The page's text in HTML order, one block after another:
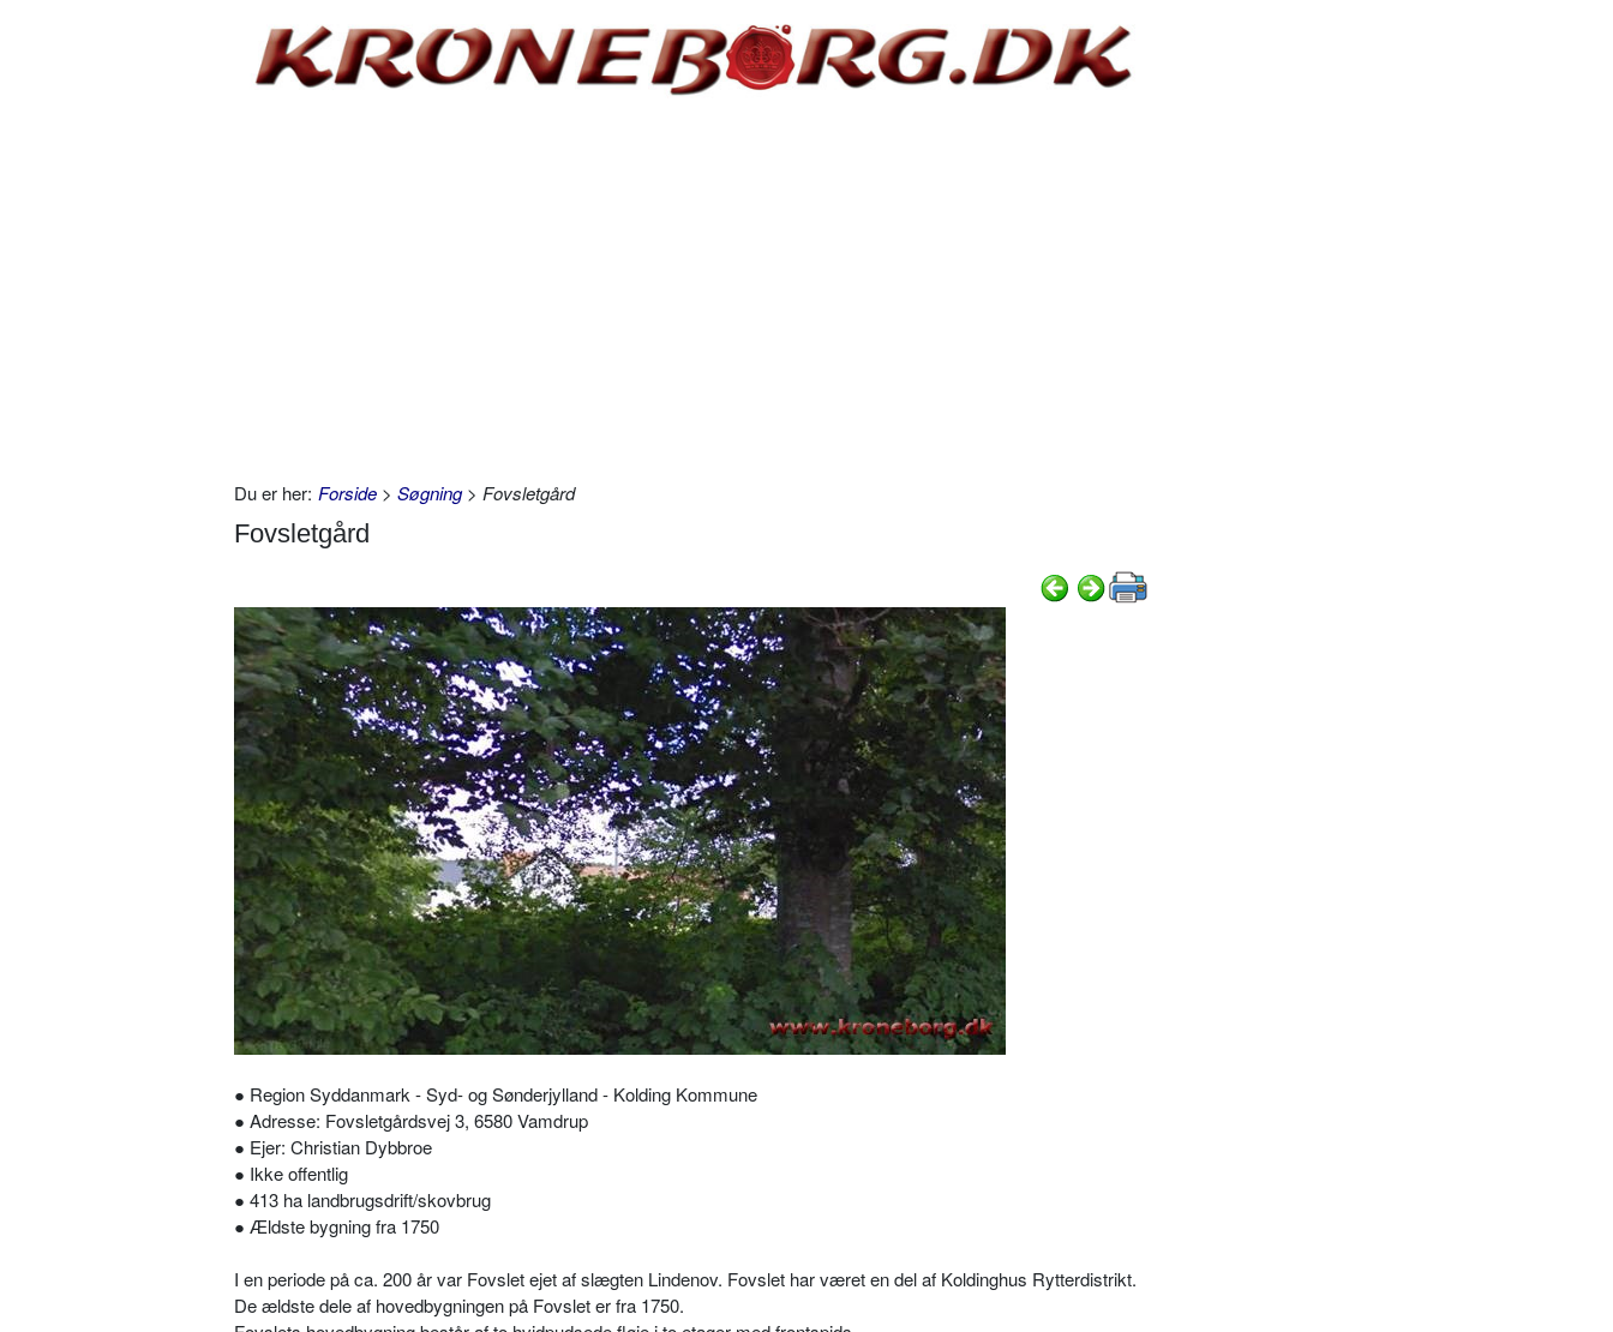
Du er her: Forside > Søgning> Fovsletgård
Fovsletgård
● Region Syddanmark - Syd- og Sønderjylland - Kolding Kommune
● Adresse: Fovsletgårdsvej 3, 6580 Vamdrup
● Ejer: Christian Dybbroe
● Ikke offentlig
● 413 ha landbrugsdrift/skovbrug
● Ældste bygning fra 1750
I en periode på ca. 200 år var Fovslet ejet af slægten Lindenov. Fovslet har været en del af Koldinghus Rytterdistrikt.
De ældste dele af hovedbygningen på Fovslet er fra 1750.